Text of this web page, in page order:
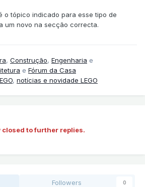
o tópico indicado para esse tipo de
um novo na secção correcta.
, Construção, Engenharia e
e Fórum da Casa
, notícias e novidade LEGO
closed to further replies.
Followers 0